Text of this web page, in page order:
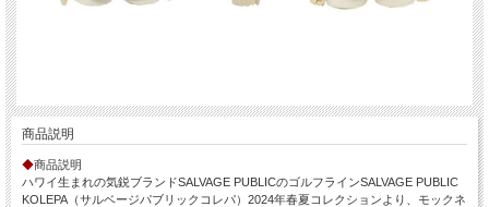
商品説明
◆商品説明
ハワイ生まれの気鋭ブランドSALVAGE PUBLICのゴルフラインSALVAGE PUBLIC
KOLEPA（サルベージパブリックコレパ）2024年春夏コレクションより、モックネ